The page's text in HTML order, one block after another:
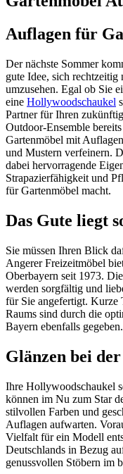
Auflagen für
Der nächste Sommer
gute Idee, sich rechtzeitig
umzusehen. Egal ob Sie
eine Hollywoodschaukel
Partner für Ihren
Outdoor-Ensemble
Gartenmöbel mit
und Mustern verfeinern.
dabei hervorragende
Strapazierfähigkeit und
für Gartenmöbel macht.
Das Gute liegt
Sie müssen Ihren Blick
Angerer Freizeitmöbel
Oberbayern seit 1973.
werden sorgfältig und
für Sie angefertigt. Kurze
Raums sind durch die
Bayern ebenfalls gegeben.
Glänzen bei
Ihre Hollywoodschaukel
können im Nu zum Star
stilvollen Farben und
Auflagen aufwarten.
Vielfalt für ein Modell
Deutschlands in Bezug
genussvollen Stöbern im